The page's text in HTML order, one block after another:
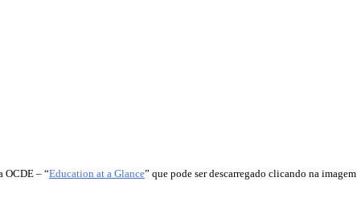
OCDE – “Education at a Glance” que pode ser descarregado clicando na imagem.